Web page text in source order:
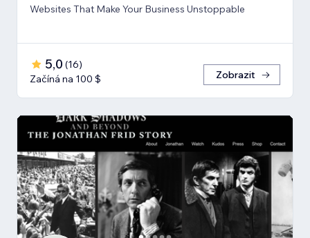
Websites That Make Your Business Unstoppable
5,0 (16)
Začíná na 100 $
Zobrazit